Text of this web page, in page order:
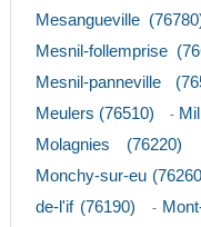
Mesangueville
Mesnil-follemprise
Mesnil-panneville
Meulers (76510) -
Molagnies (76220)
Monchy-sur-eu
de-l'if (76190)
-